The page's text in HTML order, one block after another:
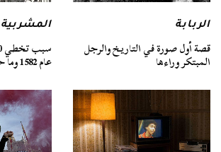
الربابة
قصة أول صورة في التاريخ والرجل
المبتكر وراءها
المشربية
عام 1582 وما حدث بعد ذلك